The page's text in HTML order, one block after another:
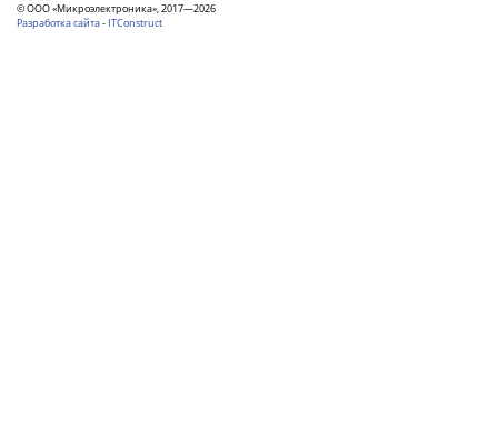
© ООО «Микроэлектроника», 2017—2026
Разработка сайта-ITConstruct